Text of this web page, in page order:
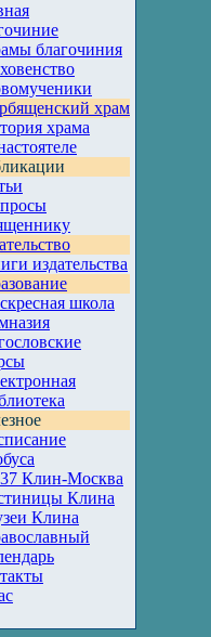
благочиния
храм
храма
издательства
школа
Клин-Москва
Клина
Клина